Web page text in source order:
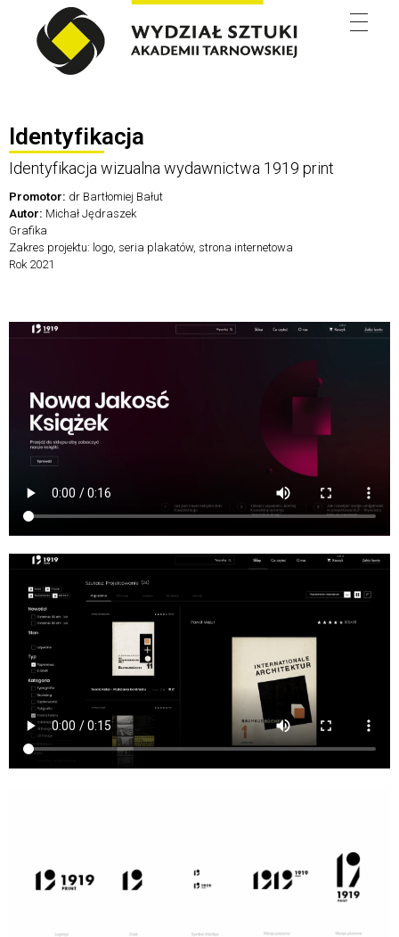
Identyfikacja
Identyfikacja wizualna wydawnictwa 1919 print
Promotor: dr Bartłomiej Bałut
Autor: Michał Jędraszek
Grafika
Zakres projektu: logo, seria plakatów, strona internetowa
Rok 2021